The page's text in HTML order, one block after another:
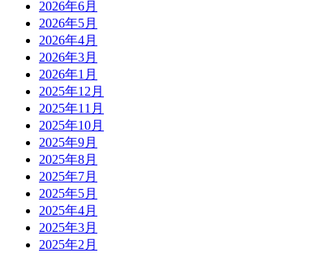
2026年6月
2026年5月
2026年4月
2026年3月
2026年1月
2025年12月
2025年11月
2025年10月
2025年9月
2025年8月
2025年7月
2025年5月
2025年4月
2025年3月
2025年2月